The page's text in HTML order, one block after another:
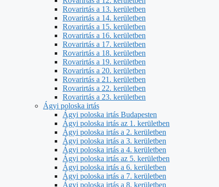
Rovarirtás a 13. kerületben
Rovarirtás a 14. kerületben
Rovarirtás a 15. kerületben
Rovarirtás a 16. kerületben
Rovarirtás a 17. kerületben
Rovarirtás a 18. kerületben
Rovarirtás a 19. kerületben
Rovarirtás a 20. kerületben
Rovarirtás a 21. kerületben
Rovarirtás a 22. kerületben
Rovarirtás a 23. kerületben
Ágyi poloska irtás
Ágyi poloska irtás Budapesten
Ágyi poloska irtás az 1. kerületben
Ágyi poloska irtás a 2. kerületben
Ágyi poloska irtás a 3. kerületben
Ágyi poloska irtás a 4. kerületben
Ágyi poloska irtás az 5. kerületben
Ágyi poloska irtás a 6. kerületben
Ágyi poloska irtás a 7. kerületben
Ágyi poloska irtás a 8. kerületben